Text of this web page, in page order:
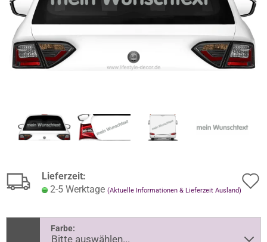
Lieferzeit:
2-5 Werktage (Aktuelle Informationen & Lieferzeit Ausland)
Farbe: